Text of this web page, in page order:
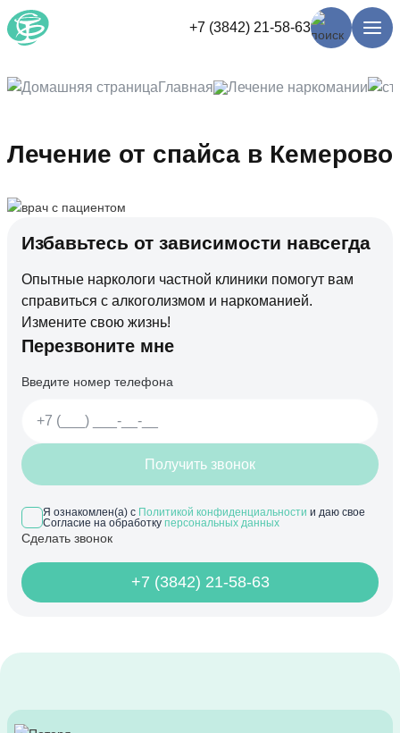
+7 (3842) 21-58-63
Главная Лечение наркомании
Лечение от спайса в Кемерово
Избавьтесь от зависимости навсегда
Опытные наркологи частной клиники помогут вам
справиться с алкоголизмом и наркоманией.
Измените свою жизнь!
Перезвоните мне
Введите номер телефона
Получить звонок
Я ознакомлен(а) с Политикой конфиденциальности и даю свое
Согласие на обработку персональных данных
Сделать звонок
+7 (3842) 21-58-63